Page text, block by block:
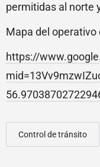
permitidas al norte
Mapa del operativo
https://
Control de tránsito